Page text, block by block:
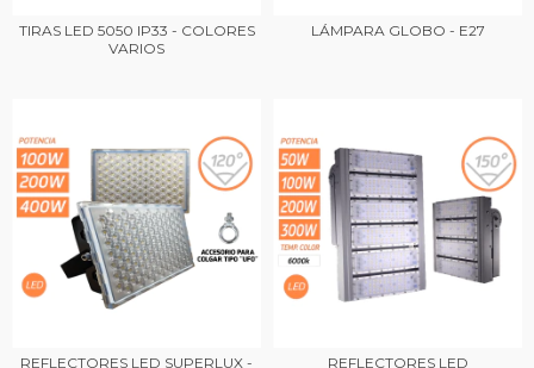
TIRAS LED 5050 IP33 - COLORES
VARIOS
LÁMPARA GLOBO - E27
REFLECTORES LED SUPERLUX -
REFLECTORES LED